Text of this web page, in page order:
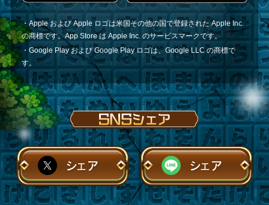
・Apple および Apple ロゴは米国その他の国で登録された Apple Inc.
の商標です。App Store は Apple Inc. のサービスマークです。
・Google Play および Google Play ロゴは、Google LLC の商標で
す。
シェア シェア